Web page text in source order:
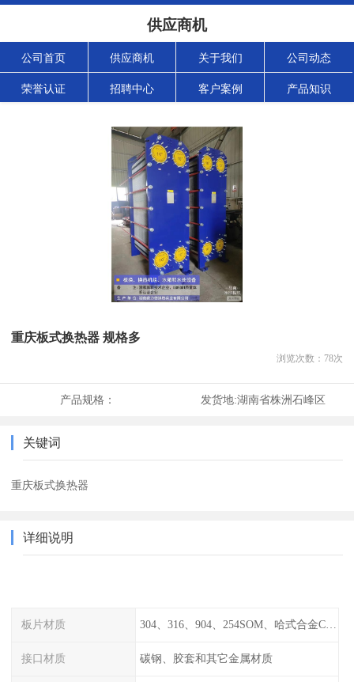
供应商机
公司首页 供应商机 关于我们 公司动态
荣誉认证 招聘中心 客户案例 产品知识
重庆板式换热器 规格多
浏览次数： 78次
产品规格： 发货地:湖南省株洲石峰区
关键词
重庆板式换热器
详细说明
板片材质 304、316、904、254SOM、哈式合金C-276、TA1等
接口材质 碳钢、胶套和其它金属材质